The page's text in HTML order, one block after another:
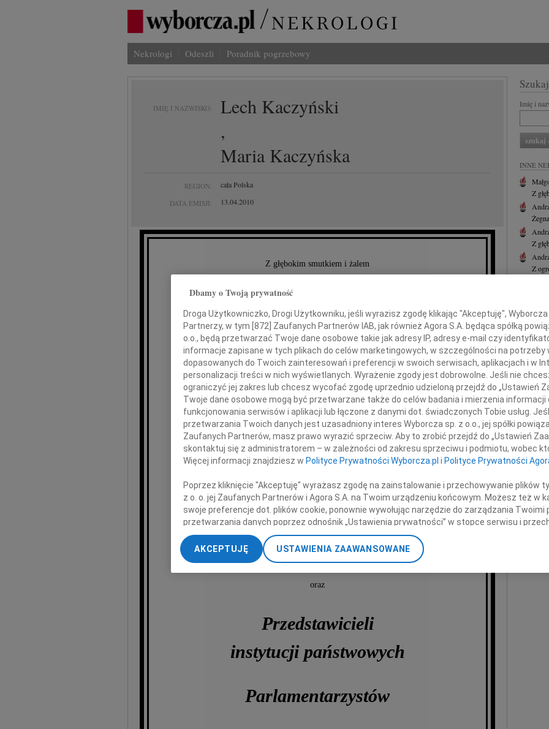
Nekrologi Odeszli Poradnik pogrzebowy
IMIĘ I NAZWISKO:
Lech Kaczyński
,
Maria Kaczyńska
REGION: cała Polska
DATA EMISJI: 13.04.2010
Z głębokim smutkiem i żalem
o tragicznej śmierci
Prezydenta Rzeczypospolitej Polskiej
Pana
Lecha Kaczyńskiego
i
Pani
Marii Kaczyńskiej
oraz
Przedstawicieli
instytucji państwowych
Parlamentarzystów
Imię i
INNE
Z
Z
Z
Z
Dbamy o Twoją prywatność
Droga Użytkowniczko, Drogi Użytkowniku, jeśli wyrazisz zgodę klikając "Akceptuję",
Partnerzy, w tym [ 872 ] Zaufanych Partnerów IAB, jak również Agora S.A. będąca spółką
o.o., będą przetwarzać Twoje dane osobowe takie jak adresy IP, adresy e-mail czy
informacje zapisane w tych plikach do celów marketingowych, w szczególności na potrzeby
dopasowanych do Twoich zainteresowań i preferencji w swoich serwisach, aplikacjach i w
personalizacji treści w nich wyświetlanych. Wyrażenie zgody jest dobrowolne. Jeśli nie
ograniczyć jej zakres lub chcesz wycofać zgodę uprzednio udzieloną przejdź do „Ustawień
Twoje dane osobowe mogą być przetwarzane także do celów badania i mierzenia
funkcjonowania serwisów i aplikacji lub łączone z danymi dot. świadczonych Tobie usług.
przetwarzania Twoich danych jest uzasadniony interes Wyborcza sp. z o.o., jej spółki
Zaufanych Partnerów, masz prawo wyrazić sprzeciw. Aby to zrobić przejdź do „Ustawień
skontaktuj się z administratorem – w zależności od zakresu sprzeciwu i podmiotu, wobec
Więcej informacji znajdziesz w Polityce Prywatności Wyborcza.pl i Polityce Prywatności
Poprzez kliknięcie "Akceptuję" wyrażasz zgodę na zainstalowanie i przechowywanie plików
z o. o. jej Zaufanych Partnerów i Agora S.A. na Twoim urządzeniu końcowym. Możesz też w
swoje preferencje dot. plików cookie, ponownie wywołując narzędzie do zarządzania Twoimi
przetwarzania danych poprzez odnośnik „Ustawienia prywatności” w stopce serwisu i
„Ustawienia zaawansowane”. Zmiana ustawień plików cookie możliwa jest także za pomocą
My, nasi Zaufani Partnerzy i Agora S.A. możemy przetwarzać dane osobowe w
dokładnych danych geolokalizacyjnych. Aktywne skanowanie charakterystyki urządzenia do
Przechowywanie informacji na urządzeniu lub dostęp do nich. Spersonalizowane reklamy i
USTAWIENIA ZAAWANSOWANE
AKCEPTUJĘ